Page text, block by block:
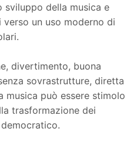
sviluppo della musica e
un uso moderno di
divertimento, buona
sovrastrutture, diretta
musica può essere stimolo
trasformazione dei